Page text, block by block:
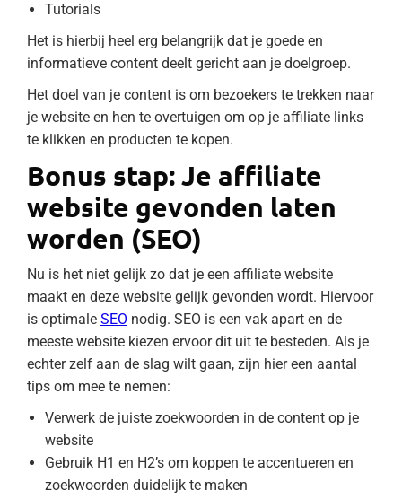
Tutorials
Het is hierbij heel erg belangrijk dat je goede en
informatieve content deelt gericht aan je doelgroep.
Het doel van je content is om bezoekers te trekken naar
je website en hen te overtuigen om op je affiliate links
te klikken en producten te kopen.
Bonus stap: Je affiliate
website gevonden laten
worden (SEO)
Nu is het niet gelijk zo dat je een affiliate website
maakt en deze website gelijk gevonden wordt. Hiervoor
is optimale SEO nodig. SEO is een vak apart en de
meeste website kiezen ervoor dit uit te besteden. Als je
echter zelf aan de slag wilt gaan, zijn hier een aantal
tips om mee te nemen:
Verwerk de juiste zoekwoorden in de content op je
website
Gebruik H1 en H2’s om koppen te accentueren en
zoekwoorden duidelijk te maken